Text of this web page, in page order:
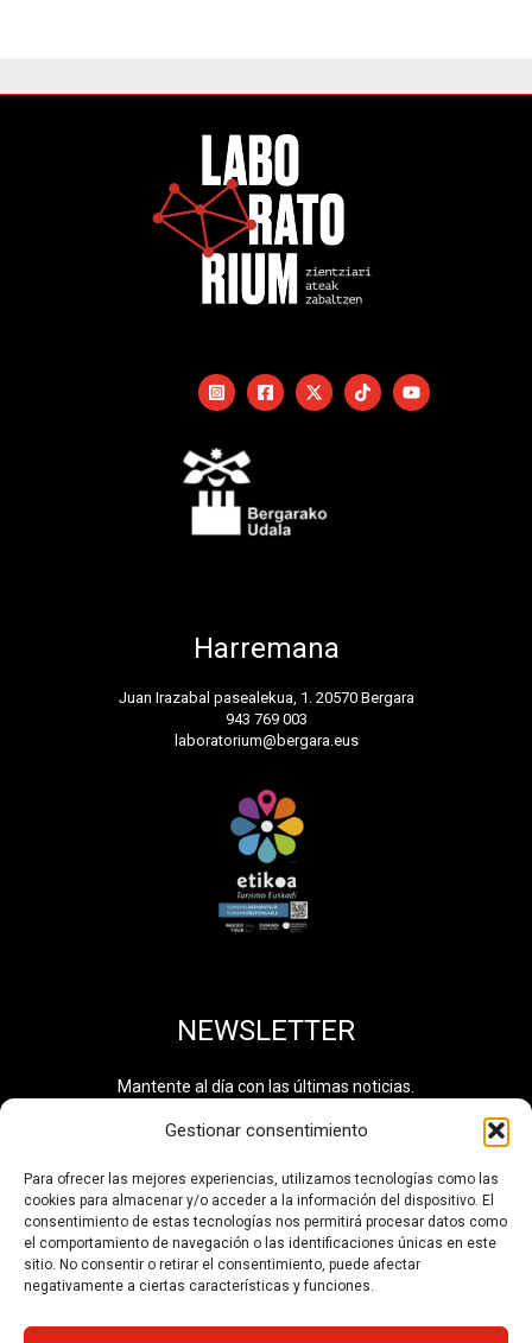
Gestionar consentimiento
Para ofrecer las mejores experiencias, utilizamos tecnologías como las
cookies para almacenar y/o acceder a la información del dispositivo. El
consentimiento de estas tecnologías nos permitirá procesar datos como
el comportamiento de navegación o las identificaciones únicas en este
sitio. No consentir o retirar el consentimiento, puede afectar
negativamente a ciertas características y funciones.
Harremana
Juan Irazabal pasealekua, 1. 20570 Bergara
943 769 003
laboratorium@bergara.eus
NEWSLETTER
Mantente al día con las últimas noticias.
He leído y acepto lapolítica de privacidad . Información
adicional disponible en elRegistro de Actividades de
Tratamiento de Datos. Número de tratamiento: 0710.
SUSCRIBIRSE